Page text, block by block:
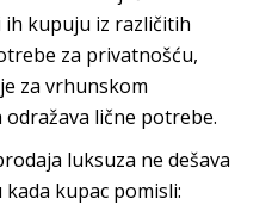
kupuju iz različitih
za privatnošću,
za vrhunskom
lične potrebe.
luksuza ne dešava
kupac pomisli: